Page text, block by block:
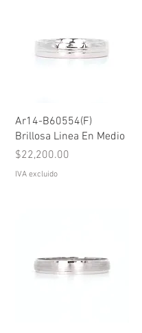
Vista rápida
Ar14-B60554(F)
Brillosa Linea En Medio
Precio
$22,200.00
IVA excluido